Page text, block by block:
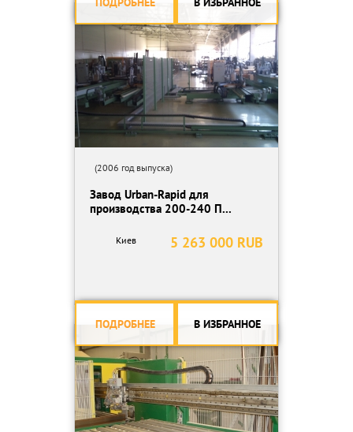
(2006 год выпуска)
Завод Urban-Rapid для
производства 200-240 П...
5 263 000 RUB
Киев
ПОДРОБНЕЕ В ИЗБРАННОЕ